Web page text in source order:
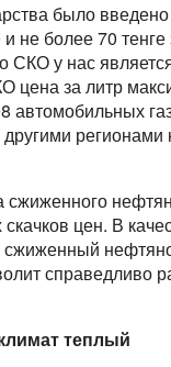
было
не более 70
СКО у нас
цена за литр
автомобильных
цен. В
справедливо
теплый